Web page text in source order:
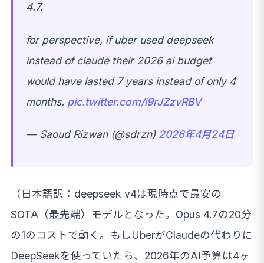
4.7.
for perspective, if uber used deepseek
instead of claude their 2026 ai budget
would have lasted 7 years instead of only 4
months. pic.twitter.com/i9rJZzvRBV
— Saoud Rizwan (@sdrzn) 2026年4月24日
（日本語訳：deepseek v4は現時点で最安の
SOTA（最先端）モデルとなった。Opus 4.7の20分
の1のコストで動く。もしUberがClaudeの代わりに
DeepSeekを使っていたら、2026年のAI予算は4ヶ